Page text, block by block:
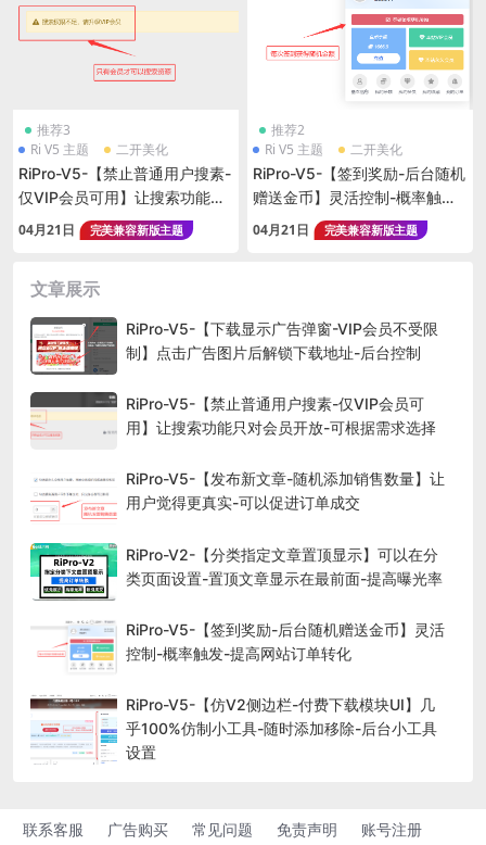
Ri V5 主题 二开美化
推荐3
RiPro-V5-【禁止普通用户搜素-
仅VIP会员可用】让搜索功能只
对会员开放-可根据需求选择
04月21日 完美兼容新版主题
Ri V5 主题 二开美化
推荐2
RiPro-V5-【签到奖励-后台随机
赠送金币】灵活控制-概率触发-
提高网站订单转化
04月21日 完美兼容新版主题
文章展示
RiPro-V5-【下载显示广告弹窗-VIP会员不受限
制】点击广告图片后解锁下载地址-后台控制
RiPro-V5-【禁止普通用户搜素-仅VIP会员可
用】让搜索功能只对会员开放-可根据需求选择
RiPro-V5-【发布新文章-随机添加销售数量】让
用户觉得更真实-可以促进订单成交
RiPro-V2-【分类指定文章置顶显示】可以在分
类页面设置-置顶文章显示在最前面-提高曝光率
RiPro-V5-【签到奖励-后台随机赠送金币】灵活
控制-概率触发-提高网站订单转化
RiPro-V5-【仿V2侧边栏-付费下载模块UI】几
乎100%仿制小工具-随时添加移除-后台小工具
设置
联系客服 广告购买 常见问题 免责声明 账号注册